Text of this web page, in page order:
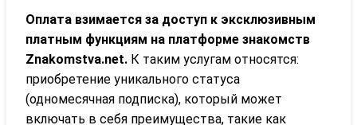
Оплата взимается за доступ к эксклюзивным
платным функциям на платформе знакомств
Znakomstva.net. К таким услугам относятся:
приобретение уникального статуса
(одномесячная подписка), который может
включать в себя преимущества, такие как